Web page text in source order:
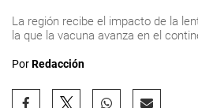
La región recibe el impacto de la
la que la vacuna avanza en el
PorRedacción